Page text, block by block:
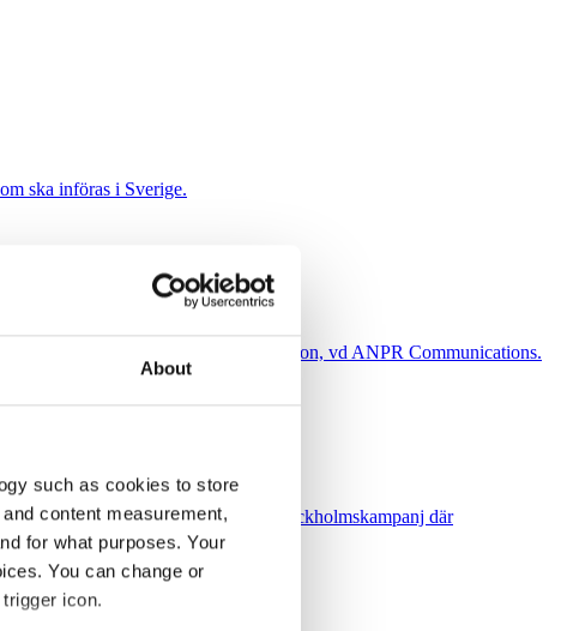
About
such as cookies to store
content measurement,
for what purposes. Your
You can change or
icon.
ska införas i Sverige.
försvinner, skriver Daniel Claesson, vd ANPR Communications.
kritik mot Socialdemokraternas i Stockholmskampanj där